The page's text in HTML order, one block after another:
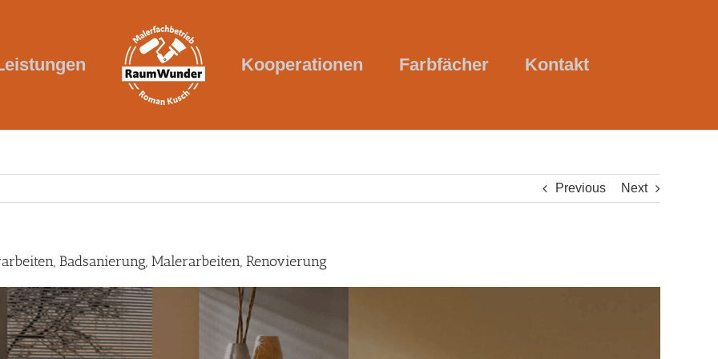
Kooperationen Farbfächer Kontakt
Previous Next
Badsanierung, Malerarbeiten, Renovierung